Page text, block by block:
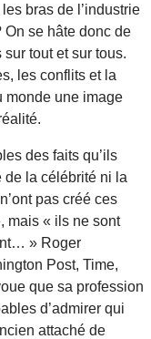
bras de l’industrie
se hâte donc de
tout et sur tous.
les conflits et la
monde une image
des faits qu’ils
de la célébrité ni la
pas créé ces
mais « ils ne sont
» Roger
Post, Time,
que sa profession
d’admirer qui
attaché de